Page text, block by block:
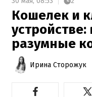
Кошелек и
разумные
Ирина Сторожук